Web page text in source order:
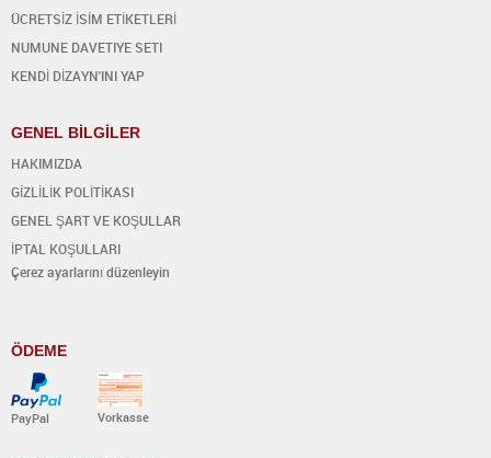
ÜCRETSİZ İSİM ETİKETLERİ
NUMUNE DAVETIYE SETI
KENDİ DİZAYN'INI YAP
GENEL BİLGİLER
HAKIMIZDA
GİZLİLİK POLİTİKASI
GENEL ŞART VE KOŞULLAR
İPTAL KOŞULLARI
Çerez ayarlarını düzenleyin
ÖDEME
PayPal Vorkasse